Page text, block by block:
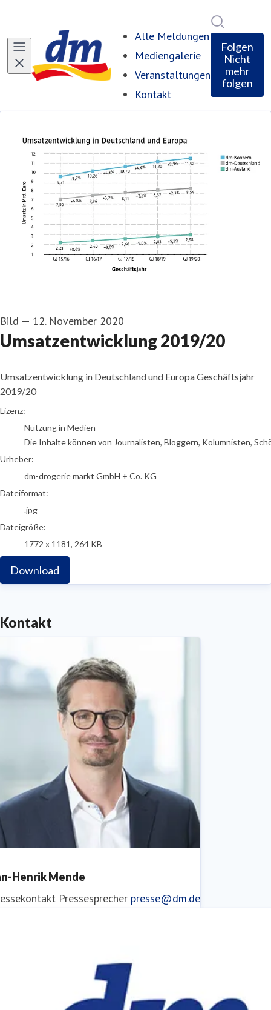
Alle Meldungen
Mediengalerie
Veranstaltungen
Kontakt
Folgen
Nicht
mehr
folgen
Bild — 12. November 2020
Umsatzentwicklung 2019/20
Umsatzentwicklung in Deutschland und Europa Geschäftsjahr
2019/20
dm-drogerie markt GmbH + Co. KG
Lizenz:
Nutzung in Medien
Die Inhalte können von Journalisten, Bloggern, Kolumnisten,
Urheber:
dm-drogerie markt GmbH + Co. KG
Dateiformat:
.jpg
Dateigröße:
1772 x 1181, 264 KB
Download
Kontakt
Henrik Mende
Pressesprecher presse@dm.de